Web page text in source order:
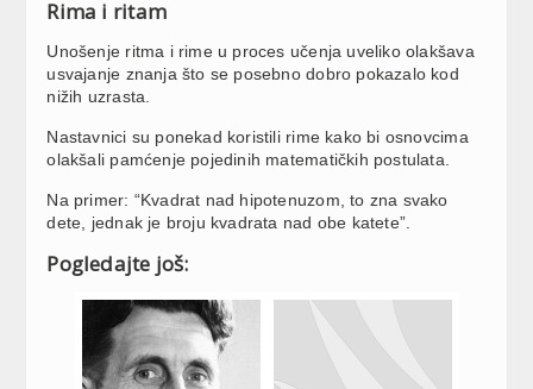
Rima i ritam
Unošenje ritma i rime u proces učenja uveliko olakšava
usvajanje znanja što se posebno dobro pokazalo kod
nižih uzrasta.
Nastavnici su ponekad koristili rime kako bi osnovcima
olakšali pamćenje pojedinih matematičkih postulata.
Na primer: “Kvadrat nad hipotenuzom, to zna svako
dete, jednak je broju kvadrata nad obe katete”.
Pogledajte još: